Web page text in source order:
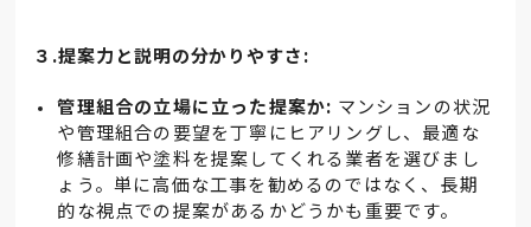
３.提案力と説明の分かりやすさ:
管理組合の立場に立った提案か: マンションの状況
や管理組合の要望を丁寧にヒアリングし、最適な
修繕計画や塗料を提案してくれる業者を選びまし
ょう。単に高価な工事を勧めるのではなく、長期
的な視点での提案があるかどうかも重要です。